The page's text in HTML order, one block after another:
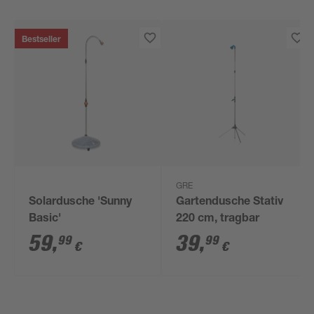
Bestseller
Solardusche 'Sunny
Basic'
59,99 €
GRE
Gartendusche Stativ
220 cm, tragbar
39,99 €